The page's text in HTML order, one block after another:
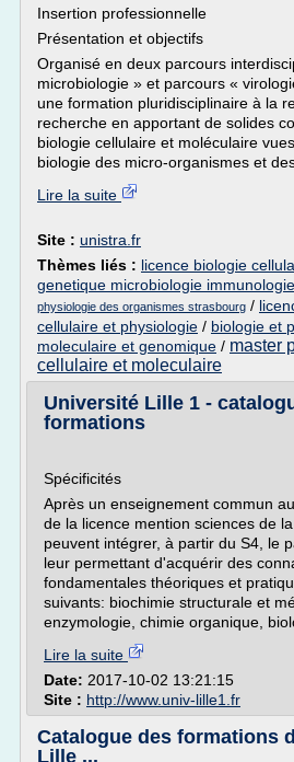
Insertion professionnelle
Présentation et objectifs
Organisé en deux parcours
microbiologie » et parcours «
une formation pluridisciplinaire à la
recherche en apportant de solides
biologie cellulaire et moléculaire
biologie des micro-organismes et
Lire la suite
Site : unistra.fr
Thèmes liés : licence biologie
genetique microbiologie immunologie
physiologie des organismes strasbourg /
cellulaire et physiologie / biologie et
moleculaire et genomique / master
cellulaire et moleculaire
Université Lille 1 -
formations
Spécificités
Après un enseignement commun
de la licence mention sciences de
peuvent intégrer, à partir du S4, le
leur permettant d'acquérir des
fondamentales théoriques et
suivants: biochimie structurale et
enzymologie, chimie organique,
Lire la suite
Date: 2017-10-02 13:21:15
Site : http://www.univ-lille1.fr
Catalogue des formations
Lille ...